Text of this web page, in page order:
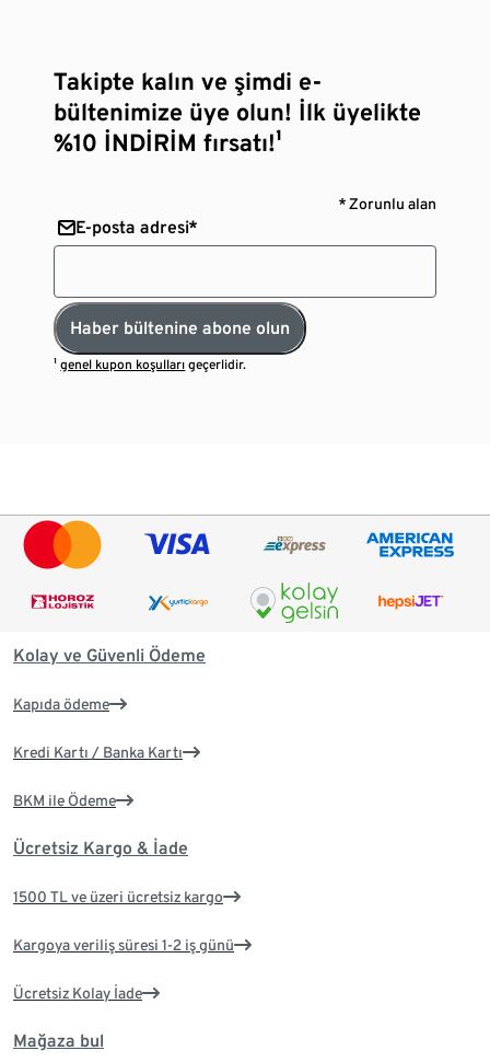
Takipte kalın ve şimdi e-
bültenimize üye olun! İlk üyelikte
%10 İNDİRİM fırsatı!¹
* Zorunlu alan
E-posta adresi*
Haber bültenine abone olun
¹genel kupon koşulları geçerlidir.
Kolay ve Güvenli Ödeme
Kapıda ödeme
Kredi Kartı / Banka Kartı
BKM ile Ödeme
Ücretsiz Kargo & İade
1500 TL ve üzeri ücretsiz kargo
Kargoya veriliş süresi 1-2 iş günü
Ücretsiz Kolay İade
Mağaza bul